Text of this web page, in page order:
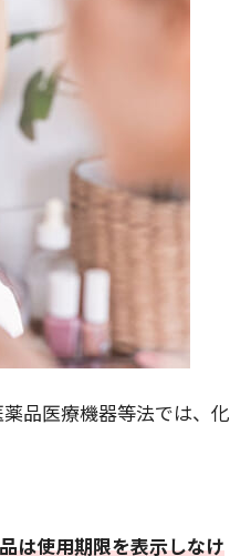
品医療機器等法では、化
は使用期限を表示しなけ